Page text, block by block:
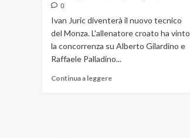
di
Valderice
“Quando
ti
un
0
Ivan Juric diventerà il nuovo tecnico
del Monza. L'allenatore croato ha vinto
la concorrenza su Alberto Gilardino e
Raffaele Palladino...
Continua a leggereRead